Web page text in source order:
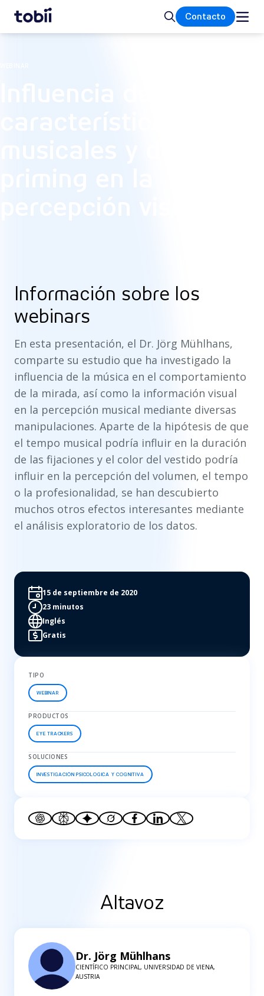
Inicio BuscarContacto
Información sobre los
webinars
En esta presentación, el Dr. Jörg Mühlhans,
comparte su estudio que ha investigado la
influencia de la música en el comportamiento
de la mirada, así como la información visual
en la percepción musical mediante diversas
manipulaciones. Aparte de la hipótesis de que
el tempo musical podría influir en la duración
de las fijaciones y el color del vestido podría
influir en la percepción del volumen, el tempo
o la profesionalidad, se han descubierto
muchos otros efectos interesantes mediante
el análisis exploratorio de los datos.
15 de septiembre de 2020
23 minutos
Inglés
Gratis
TIPO
WEBINAR
PRODUCTOS
EYE TRACKERS
SOLUCIONES
INVESTIGACIÓN PSICOLOGICA Y COGNITIVA
Altavoz
Dr. Jörg Mühlhans
CIENTÍFICO PRINCIPAL, UNIVERSIDAD DE VIENA,
AUSTRIA